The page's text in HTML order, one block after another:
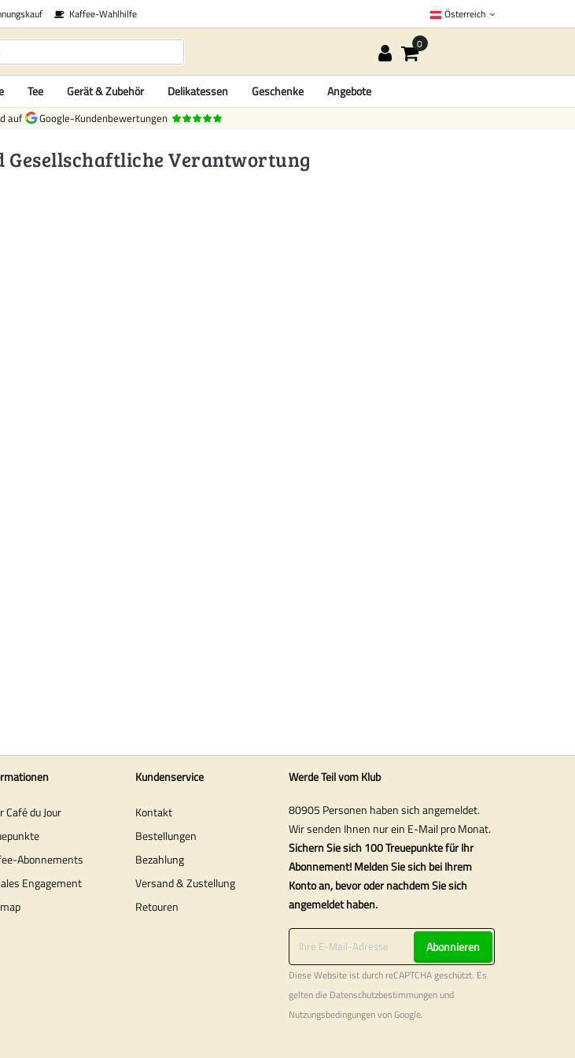
Kaffee-Wahlhilfe Österreich
Tee Gerät & Zubehör Delikatessen Geschenke Angebote
auf Google-Kundenbewertungen
Verantwortung
Café du Jour
Abonnements
Engagement
Kundenservice
Kontakt
Bestellungen
Bezahlung
Versand & Zustellung
Retouren
Werde Teil vom Klub
80905 Personen haben sich angemeldet.
Wir senden Ihnen nur ein E-Mail pro Monat.
Sichern Sie sich 100 Treuepunkte für Ihr
Abonnement! Melden Sie sich bei Ihrem
Konto an, bevor oder nachdem Sie sich
angemeldet haben.
Abonnieren
Diese Website ist durch reCAPTCHA geschützt. Es
gelten die Datenschutzbestimmungenund
Nutzungsbedingungenvon Google.